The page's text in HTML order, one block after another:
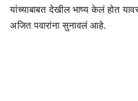
यांच्याबाबत देखील भाष्य केलं होत
अजित पवारांना सुनावलं आहे.